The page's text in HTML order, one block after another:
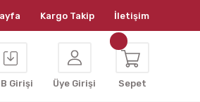
Kargo Takip İletişim
Girişi Üye Girişi Sepet